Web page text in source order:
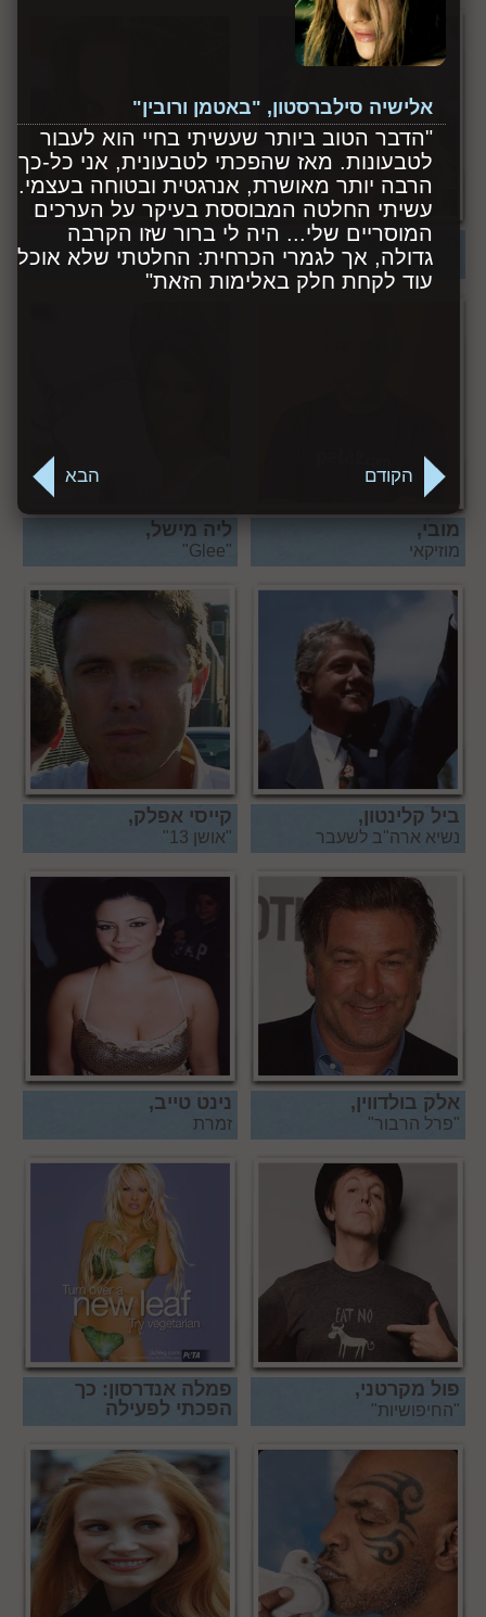
מישל פייפר,
שחקנית
אלישיה סילברסטון,
"באטמן ורובין"
מוזיקאי
ליה מישל,
ביל קלינטון,
נשיא ארה"ב לשעבר
קייסי אפלק,
"אושן 13"
אלק בולדווין,
"פרל הרבור"
נינט טייב,
זמרת
פול מקרטני,
"החיפושיות"
פמלה אנדרסון: כך
הפכתי לפעילה
אלישיה סילברסטון, "באטמן ורובין"
"הדבר הטוב ביותר שעשיתי בחיי הוא לעבור
לטבעונות. מאז שהפכתי לטבעונית, אני כל-כך
הרבה יותר מאושרת, אנרגטית ובטוחה בעצמי.
עשיתי החלטה המבוססת בעיקר על הערכים
המוסריים שלי... היה לי ברור שזו הקרבה
גדולה, אך לגמרי הכרחית: החלטתי שלא אוכל
עוד לקחת חלק באלימות הזאת"
הבא הקודם